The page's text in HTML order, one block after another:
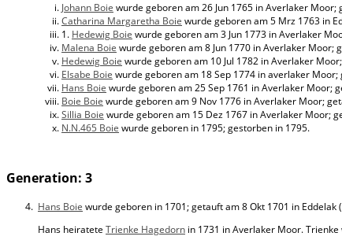
Johann Boie wurde geboren am 26 Jun 1765 in Averlaker Moor;
Catharina Margaretha Boie wurde geboren am 5 Mrz 1763 in
1. Hedewig Boie wurde geboren am 3 Jun 1773 in Averlaker
Malena Boie wurde geboren am 8 Jun 1770 in Averlaker Moor;
Hedewig Boie wurde geboren am 10 Jul 1782 in Averlaker
Elsabe Boie wurde geboren am 18 Sep 1774 in averlaker
Hans Boie wurde geboren am 25 Sep 1761 in Averlaker Moor;
Boie Boie wurde geboren am 9 Nov 1776 in Averlaker Moor;
Sillia Boie wurde geboren am 15 Dez 1767 in Averlaker Moor;
N.N.465 Boie wurde geboren in 1795; gestorben in 1795.
Generation: 3
4. Hans Boie wurde geboren in 1701; getauft am 8 Okt 1701 in Eddelak
Hans heiratete Trienke Hagedorn in 1731 in Averlaker Moor.